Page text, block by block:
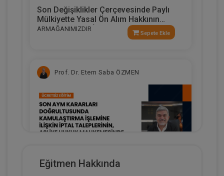
Son Değişiklikler Çerçevesinde Paylı
Mülkiyette Yasal Ön Alım Hakkının
Kullanılmasına İlişkin Hüküm Ve
ARMAĞANIMIZDIR
Sepete Ekle
Prof. Dr. Etem Saba ÖZMEN
Eğitmen Hakkında